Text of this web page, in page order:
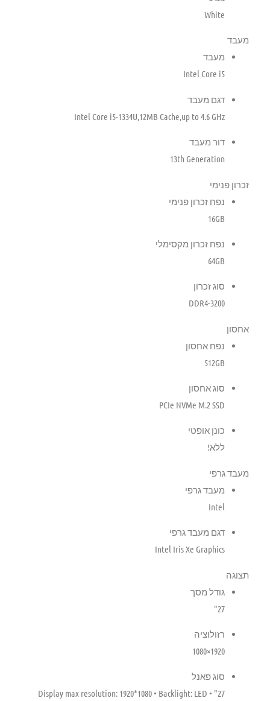
White
מעבד
מעבד
Intel Core i5
דגם מעבד
Intel Core i5-1334U,12MB Cache,up to 4.6 GHz
דור מעבד
13th Generation
זכרון פנימי
נפח זכרון פנימי
16GB
נפח זכרון מקסימלי
64GB
סוג זכרון
DDR4-3200
אחסון
נפח אחסון
512GB
סוג אחסון
PCIe NVMe M.2 SSD
כונן אופטי
ללא!
מעבד גרפי
מעבד גרפי
Intel
דגם מעבד גרפי
Intel Iris Xe Graphics
תצוגה
גודל מסך
27"
רזולוציה
1920×1080
סוג פאנל
27" Display max resolution: 1920*1080 • Backlight: LED •